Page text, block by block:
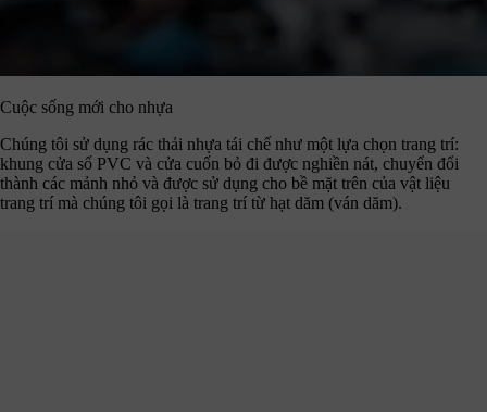
Cuộc sống mới cho nhựa
Chúng tôi sử dụng rác thải nhựa tái chế như một lựa chọn trang trí:
khung cửa sổ PVC và cửa cuốn bỏ đi được nghiền nát, chuyển đổi
thành các mảnh nhỏ và được sử dụng cho bề mặt trên của vật liệu
trang trí mà chúng tôi gọi là trang trí từ hạt dăm (ván dăm).